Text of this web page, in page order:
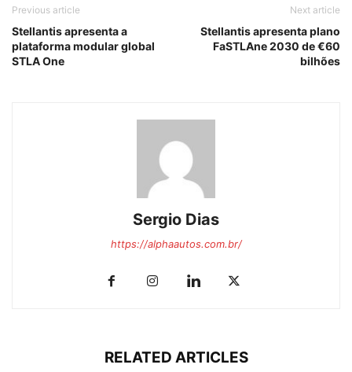
Previous article
Stellantis apresenta a
plataforma modular global
STLA One
Next article
Stellantis apresenta plano
FaSTLAne 2030 de €60
bilhões
Sergio Dias
https://alphaautos.com.br/
RELATED ARTICLES